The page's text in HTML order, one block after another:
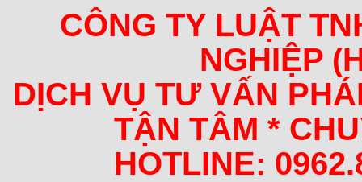
CÔNG TY LUẬT
NGHIỆP
DỊCH VỤ TƯ VẤN
TẬN TÂM *
HOTLINE: